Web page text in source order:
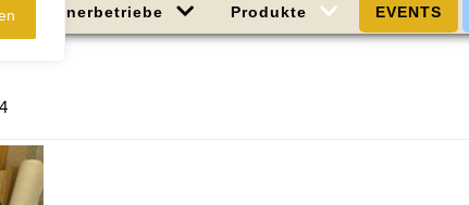
Partnerbetriebe Produkte EVENTS